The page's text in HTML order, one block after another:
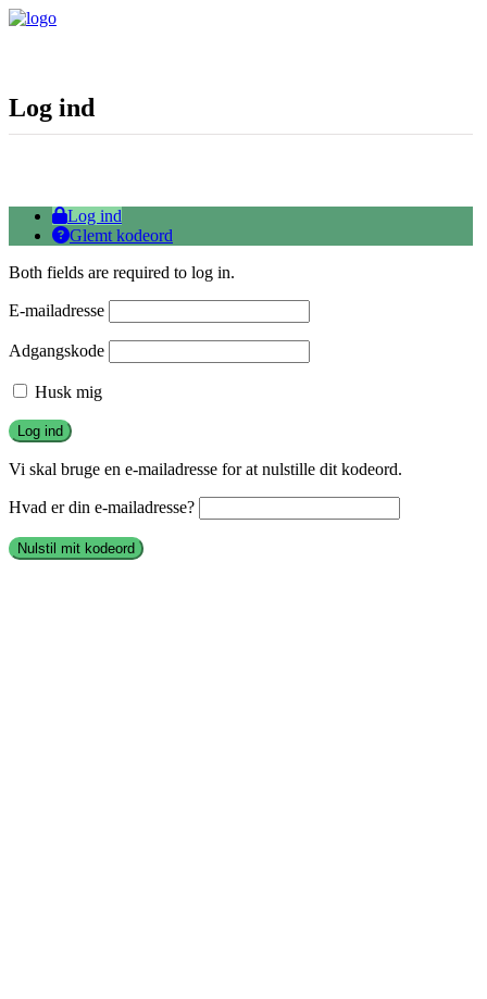
Log ind
Log ind
Glemt kodeord
Both fields are required to log in.
E-mailadresse
Adgangskode
Husk mig
Vi skal bruge en e-mailadresse for at nulstille dit kodeord.
Hvad er din e-mailadresse?